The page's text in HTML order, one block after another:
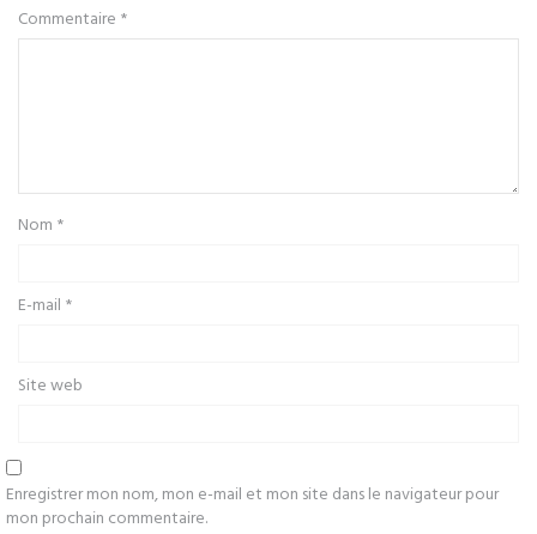
Commentaire *
Nom *
E-mail *
Site web
Enregistrer mon nom, mon e-mail et mon site dans le navigateur pour
mon prochain commentaire.